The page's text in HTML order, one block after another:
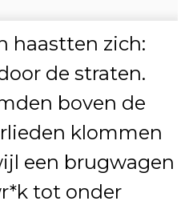
haastten zich:
de straten.
boven de
klommen
een brugwagen
tot onder